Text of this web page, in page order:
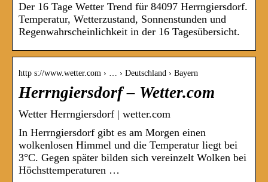
Der 16 Tage Wetter Trend für 84097 Herrngiersdorf.
Temperatur, Wetterzustand, Sonnenstunden und
Regenwahrscheinlichkeit in der 16 Tagesübersicht.
http s://www.wetter.com › … › Deutschland › Bayern
Herrngiersdorf – Wetter.com
Wetter Herrngiersdorf | wetter.com
In Herrngiersdorf gibt es am Morgen einen
wolkenlosen Himmel und die Temperatur liegt bei
3°C. Gegen später bilden sich vereinzelt Wolken bei
Höchsttemperaturen …